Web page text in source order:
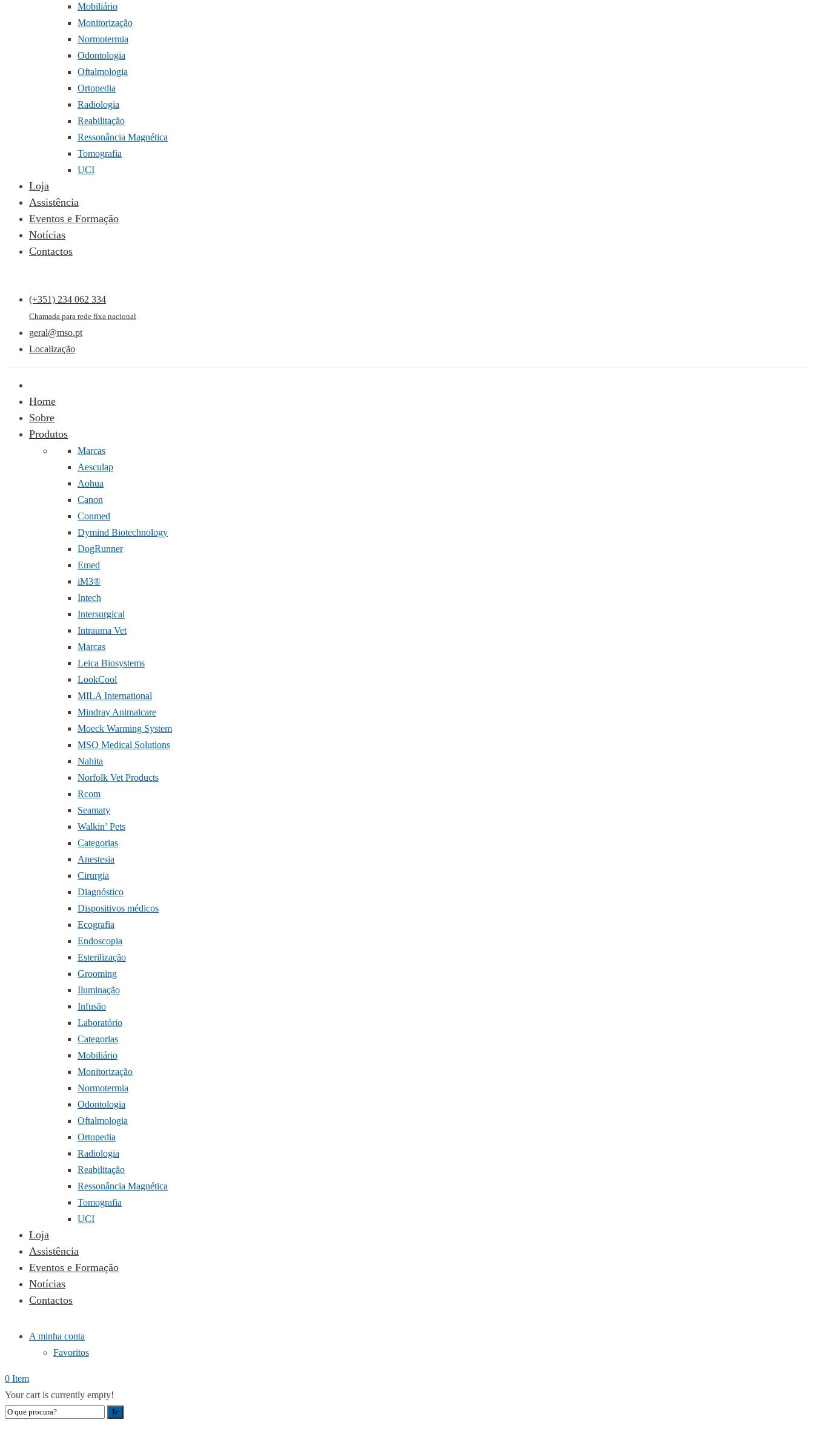
Mobiliário
Monitorização
Normotermia
Odontologia
Oftalmologia
Ortopedia
Radiologia
Reabilitação
Ressonância Magnética
Tomografia
UCI
Loja
Assistência
Eventos e Formação
Notícias
Contactos
(+351) 234 062 334
Chamada para rede fixa nacional
geral@mso.pt
Localização
Home
Sobre
Produtos
Marcas
Aesculap
Aohua
Canon
Conmed
Dymind Biotechnology
DogRunner
Emed
iM3®️
Intech
Intersurgical
Intrauma Vet
Marcas
Leica Biosystems
LookCool
MILA International
Mindray Animalcare
Moeck Warming System
MSO Medical Solutions
Nahita
Norfolk Vet Products
Rcom
Seamaty
Walkin’ Pets
Categorias
Anestesia
Cirurgia
Diagnóstico
Dispositivos médicos
Ecografia
Endoscopia
Esterilização
Grooming
Iluminação
Infusão
Laboratório
Categorias
Mobiliário
Monitorização
Normotermia
Odontologia
Oftalmologia
Ortopedia
Radiologia
Reabilitação
Ressonância Magnética
Tomografia
UCI
Loja
Assistência
Eventos e Formação
Notícias
Contactos
A minha conta
Favoritos
0 Item
Your cart is currently empty!